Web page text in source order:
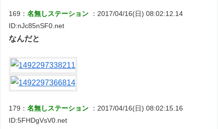
169：名無しステーション
：2017/04/16(日) 08:02:12.14
ID:nJc85nSF0.net
なんだと
179：名無しステーション
：2017/04/16(日) 08:02:15.16
ID:5FHDgVsV0.net